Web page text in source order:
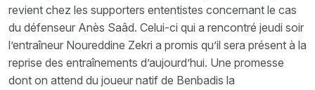
revient chez les supporters ententistes concernant le cas
du défenseur Anès Saâd. Celui-ci qui a rencontré jeudi soir
l’entraîneur Noureddine Zekri a promis qu’il sera présent à la
reprise des entraînements d’aujourd’hui. Une promesse
dont on attend du joueur natif de Benbadis la